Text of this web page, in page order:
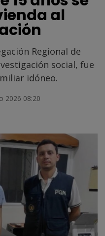
al
Regional de
social, fue
idóneo.
2026 08:20